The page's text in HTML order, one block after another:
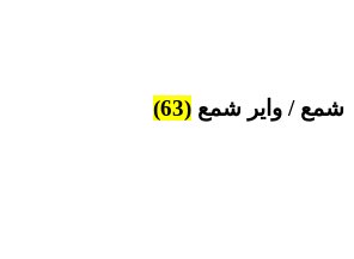
شمع / وایر شمع (63)